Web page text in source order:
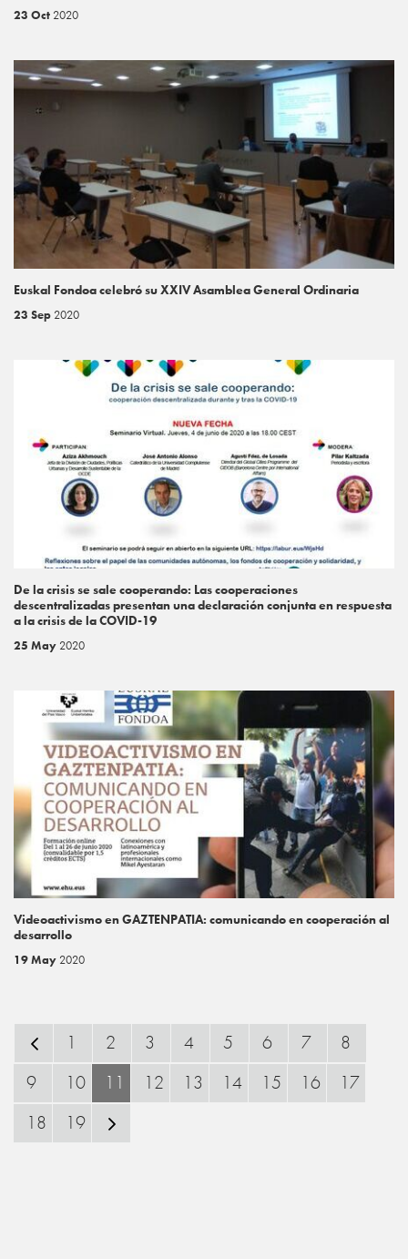
23 Oct 2020
Euskal Fondoa celebró su XXIV Asamblea General Ordinaria
23 Sep 2020
De la crisis se sale cooperando: Las cooperaciones
descentralizadas presentan una declaración conjunta en respuesta
a la crisis de la COVID-19
25 May 2020
Videoactivismo en GAZTENPATIA: comunicando en cooperación al
desarrollo
19 May 2020
1 2 3 4 5 6 7
8
9
10 11 12 13 14 15 16
17
18
19